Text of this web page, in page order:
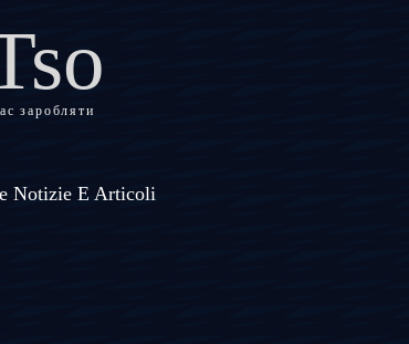
заробляти
Notizie E Articoli